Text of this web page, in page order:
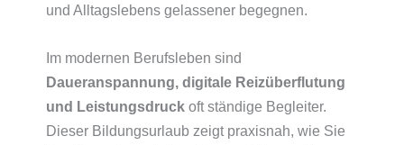
und Alltagslebens gelassener begegnen.
Im modernen Berufsleben sind
Daueranspannung, digitale Reizüberflutung
und Leistungsdruck oft ständige Begleiter.
Dieser Bildungsurlaub zeigt praxisnah, wie Sie